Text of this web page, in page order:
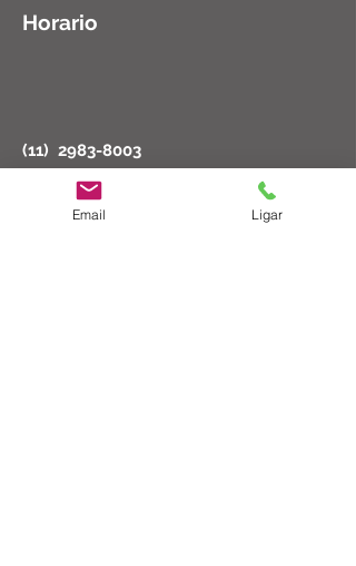
Horario
(11) 2983-8003
Segunda a Sexta: 08:30 as 18:00
Sábado: 08:30 as 14:00
Email Ligar